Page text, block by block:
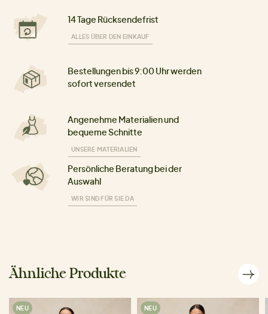
14 Tage Rücksendefrist
ALLES ÜBER DEN EINKAUF
Bestellungen bis 9:00 Uhr werden
sofort versendet
Angenehme Materialien und
bequeme Schnitte
UNSERE MATERIALIEN
Persönliche Beratung bei der
Auswahl
WIR SIND FÜR SIE DA
Ähnliche Produkte
NEU NEU